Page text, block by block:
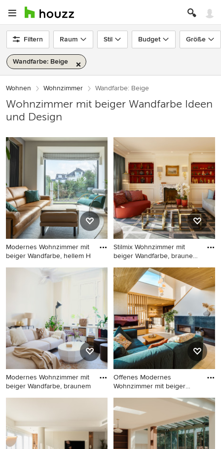
Filtern Raum Stil Budget Größe
Wandfarbe: Beige
Wohnen Wohnzimmer Wandfarbe: Beige
Wohnzimmer mit beiger Wandfarbe Ideen
und Design
Modernes Wohnzimmer mit
beiger Wandfarbe, hellem H
Modernes Wohnzimmer mit
beiger Wandfarbe, hellem
beigem Boden in Frankfurt
am Main
Stilmix Wohnzimmer mit
beiger Wandfarbe, braunem
Stilmix Wohnzimmer mit
beiger Wandfarbe, braunem
Holzboden, Kamin und
braunem Boden in München
Modernes Wohnzimmer mit
beiger Wandfarbe, braunem
Modernes Wohnzimmer mit
Holzboden und braunem
Boden in Frankfurt am Main
Offenes Modernes
Wohnzimmer mit beiger
Offenes Modernes
Wohnzimmer mit beiger
Wandfarbe, Gaskamin,
blauem Boden und
Holzdecke in Dresden